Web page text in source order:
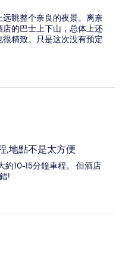
眺整个奈良的夜景。离奈
的巴士上下山，总体上还
精致。只是这次没有预定
,地點不是太方便
10-15分鐘車程。 但酒店
!